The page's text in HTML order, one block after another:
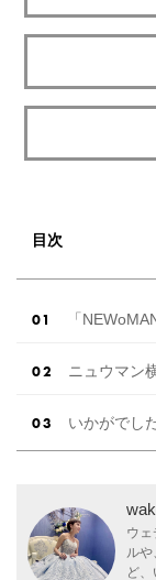
目次
「
ニュウマン
いかがでし
ウェ
ル
ど